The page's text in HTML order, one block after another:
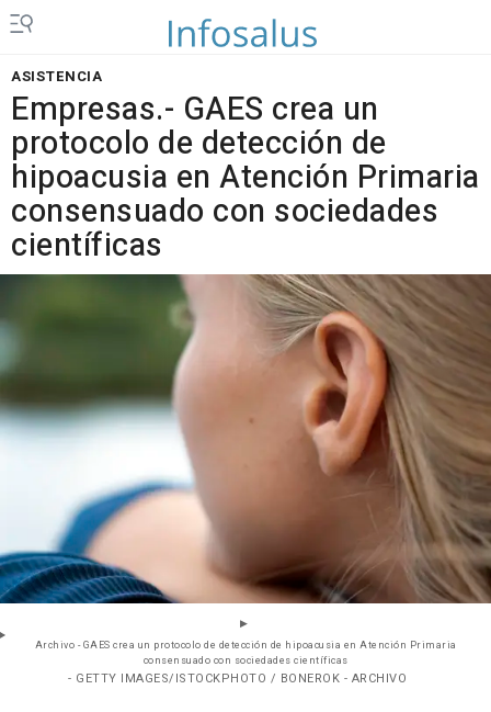
ASISTENCIA
Empresas.- GAES crea un
protocolo de detección de
hipoacusia en Atención Primaria
consensuado con sociedades
científicas
Archivo - GAES crea un protocolo de detección de hipoacusia en Atención Primaria
consensuado con sociedades científicas
- GETTY IMAGES/ISTOCKPHOTO / BONEROK - ARCHIVO